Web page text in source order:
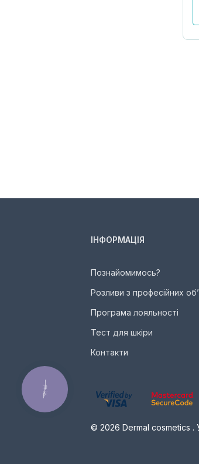
ІНФОРМАЦІЯ
Познайомимось?
Розливи з професійних
Програма лояльності
Тест для шкіри
Контакти
© 2026 Dermal cosmetics .
КНОПКА
ЗВ'ЯЗКУ